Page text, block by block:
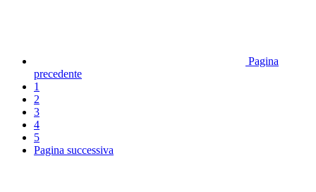
Pagina
precedente
1
2
3
4
5
Pagina successiva